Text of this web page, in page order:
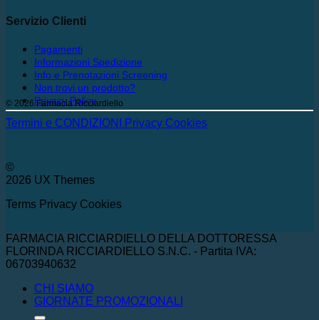
Servizio Clienti
Pagamenti
Informazioni Spedizione
Info e Prenotazioni Screening
Non trovi un prodotto?
Privacy Policy
© 2026 Farmacia Ricciardiello
Termini e CONDIZIONI Privacy Cookies
©
2026 UX Themes
Terms Privacy Cookies
FARMACIA RICCIARDIELLO DELLA DOTTORESSA
FLORINDA RICCIARDIELLO S.N.C. - Partita IVA:
06703940632
CHI SIAMO
GIORNATE PROMOZIONALI